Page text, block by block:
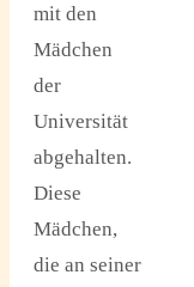
mit den
Mädchen
der
Universität
abgehalten.
Diese
Mädchen,
die an seiner